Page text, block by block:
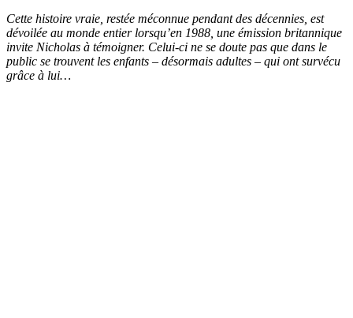
Cette histoire vraie, restée méconnue pendant des décennies, est
dévoilée au monde entier lorsqu’en 1988, une émission britannique
invite Nicholas à témoigner. Celui-ci ne se doute pas que dans le
public se trouvent les enfants – désormais adultes – qui ont survécu
grâce à lui…